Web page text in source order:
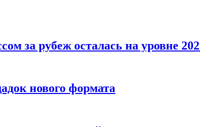
за рубеж осталась на уровне
нового формата